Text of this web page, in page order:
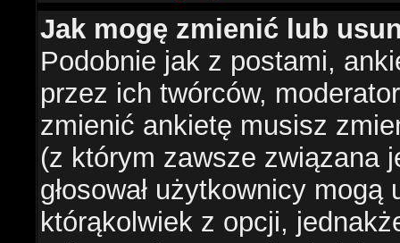
Jak mogę zmienić lub
Podobnie jak z postami,
przez ich twórców,
zmienić ankietę musisz
(z którym zawsze związana
głosował użytkownicy
którąkolwiek z opcji,